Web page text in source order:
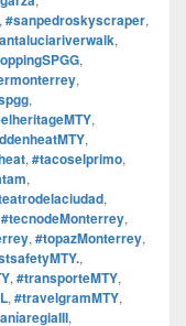
, #sanpedroskyscraper,
,
,
,
,
,
,
, #tacoselprimo,
,
,
#tecnodeMonterrey,
, #topazMonterrey,
,
, #transporteMTY,
, #travelgramMTY,
,